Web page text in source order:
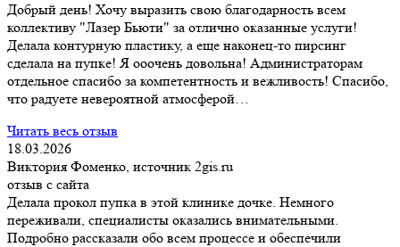
Добрый день! Хочу выразить свою благодарность всем
коллективу "Лазер Бьюти" за отлично оказанные услуги!
Делала контурную пластику, а еще наконец-то пирсинг
сделала на пупке! Я ооочень довольна! Администраторам
отдельное спасибо за компетентность и вежливость! Спасибо,
что радуете невероятной атмосферой…
Читать весь отзыв
18.03.2026
Виктория Фоменко, источник 2gis.ru
отзыв с сайта
Делала прокол пупка в этой клинике дочке. Немного
переживали, специалисты оказались внимательными.
Подробно рассказали обо всем процессе и обеспечили